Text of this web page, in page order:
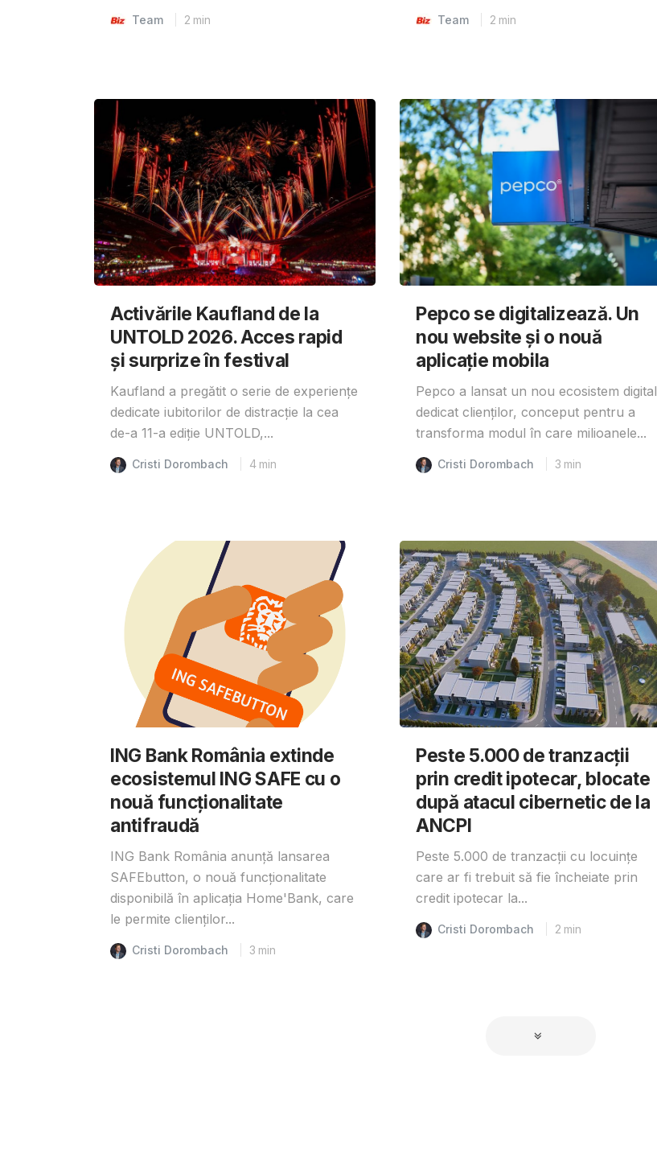
Team 2 min Team 2 min
Activările Kaufland de la
UNTOLD 2026. Acces rapid
și surprize în festival
Kaufland a pregătit o serie de experiențe
dedicate iubitorilor de distracție la cea
de-a 11-a ediție UNTOLD,...
Cristi Dorombach 4 min
Pepco se digitalizează. Un
nou website și o nouă
aplicație mobila
Pepco a lansat un nou ecosistem digital
dedicat clienților, conceput pentru a
transforma modul în care milioanele...
Cristi Dorombach 3 min
ING Bank România extinde
ecosistemul ING SAFE cu o
nouă funcționalitate
antifraudă
ING Bank România anunță lansarea
SAFEbutton, o nouă funcționalitate
disponibilă în aplicația Home'Bank, care
le permite clienților...
Cristi Dorombach 3 min
Peste 5.000 de tranzacții
prin credit ipotecar, blocate
după atacul cibernetic de la
ANCPI
Peste 5.000 de tranzacții cu locuințe
care ar fi trebuit să fie încheiate prin
credit ipotecar la...
Cristi Dorombach 2 min